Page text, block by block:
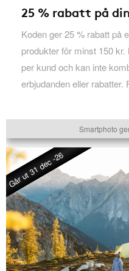
25 % rabatt på
Koden ger 25 % rabatt på
produkter för minst 150
per kund och kan inte
erbjudanden eller rabatter.
Smartphoto
Går ut 31 dec -26